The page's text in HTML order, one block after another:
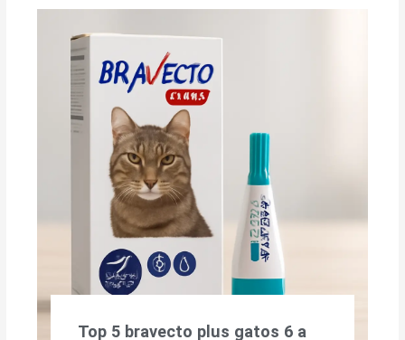
Top 5 bravecto plus gatos 6 a